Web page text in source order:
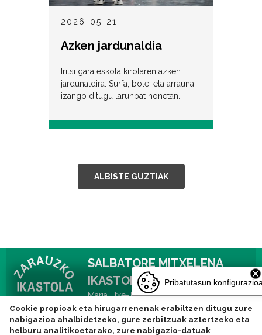
2026-05-21
Azken jardunaldia
Iritsi gara eskola kirolaren azken
jardunaldira. Surfa, bolei eta arrauna
izango ditugu larunbat honetan.
ALBISTE GUZTIAK
SALBATORE MITXELENA
IKASTOLA
Maria Etxe-Txiki kalea 14, 20800 Zarautz
Tlf: 943831752 -
ikastola@zarauzkoikastola.eus
Pribatutasun
Cookie propioak eta hirugarrenenak erabiltzen ditugu zure
nabigazioa ahalbidetzeko, gure zerbitzuak aztertzeko eta
helburu analitikoetarako, zure nabigazio-datuak